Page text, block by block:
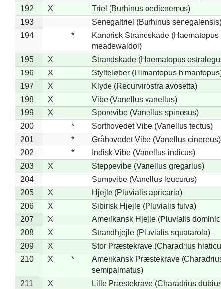
192
X
Triel (Burhinus oedicnemus)
193
Senegaltriel (Burhinus senegalensis)
194
*
Kanarisk Strandskade (Haematopus
meadewaldoi)
195
X
Strandskade (Haematopus
196
X
Stylteløber (Himantopus
197
X
Klyde (Recurvirostra avosetta)
198
X
Vibe (Vanellus vanellus)
199
X
Sporevibe (Vanellus spinosus)
200
*
Sorthovedet Vibe (Vanellus tectus)
201
*
Gråhovedet Vibe (Vanellus cinereus)
202
*
Indisk Vibe (Vanellus indicus)
203
X
Steppevibe (Vanellus gregarius)
204
Sumpvibe (Vanellus leucurus)
205
X
Hjejle (Pluvialis apricaria)
206
X
Sibirisk Hjejle (Pluvialis fulva)
207
X
Amerikansk Hjejle (Pluvialis
208
X
Strandhjejle (Pluvialis squatarola)
209
X
Stor Præstekrave (Charadrius
210
X *
Amerikansk Præstekrave
semipalmatus)
211
X
Lille Præstekrave (Charadrius